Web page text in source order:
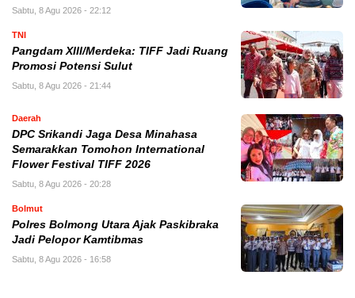
Sabtu, 8 Agu 2026 - 22:12
TNI
Pangdam XIII/Merdeka: TIFF Jadi Ruang
Promosi Potensi Sulut
Sabtu, 8 Agu 2026 - 21:44
Daerah
DPC Srikandi Jaga Desa Minahasa
Semarakkan Tomohon International
Flower Festival TIFF 2026
Sabtu, 8 Agu 2026 - 20:28
Bolmut
Polres Bolmong Utara Ajak Paskibraka
Jadi Pelopor Kamtibmas
Sabtu, 8 Agu 2026 - 16:58